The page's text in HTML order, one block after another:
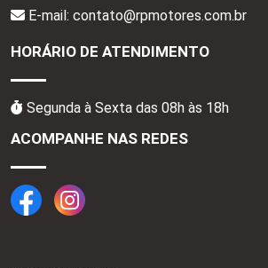
E-mail: contato@rpmotores.com.br
HORÁRIO DE ATENDIMENTO
Segunda à Sexta das 08h às 18h
ACOMPANHE NAS REDES